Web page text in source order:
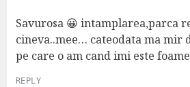
s
:
Savurosa 😀 intamplarea,parca
cineva..mee… cateodata ma mir
pe care o am cand imi este foame
REPLY